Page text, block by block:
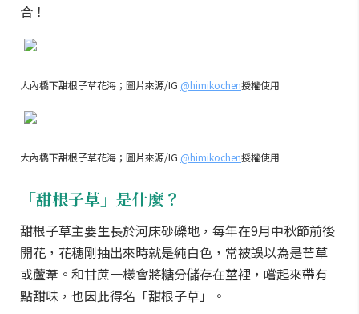
合！
大內橋下甜根子草花海；圖片來源/IG @himikochen授權使用
大內橋下甜根子草花海；圖片來源/IG @himikochen授權使用
「甜根子草」是什麼？
甜根子草主要生長於河床砂礫地，每年在9月中秋節前後
開花，花穗剛抽出來時就是純白色，常被誤以為是芒草
或蘆葦。和甘蔗一樣會將糖分儲存在莖裡，嚐起來帶有
點甜味，也因此得名「甜根子草」。